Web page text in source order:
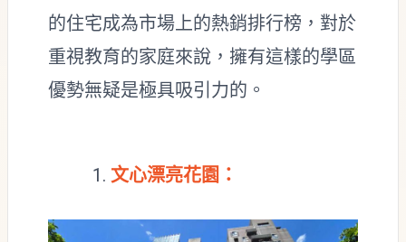
的住宅成為市場上的熱銷排行榜，對於
重視教育的家庭來說，擁有這樣的學區
優勢無疑是極具吸引力的。
文心漂亮花園：